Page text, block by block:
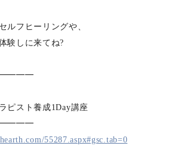
ルフヒーリングや、
験しに来てね?
ピスト養成1Day講座
55287.aspx#gsc.tab=0